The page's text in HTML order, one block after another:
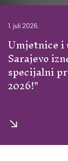
1. juli 2026.
Umjetnice i
Sarajevo
specijalni
2026!"